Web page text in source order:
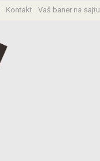
Kontakt Vaš baner na sajtu